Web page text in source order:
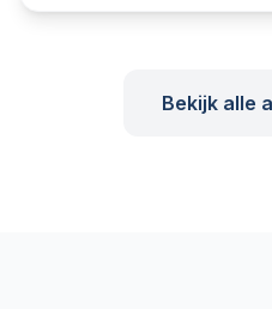
Bekijk alle